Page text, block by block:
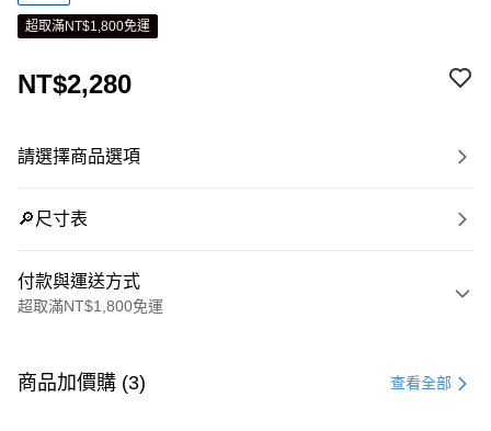
超取滿NT$1,800免運
NT$2,280
請選擇商品選項
🔎尺寸表
付款與運送方式
超取滿NT$1,800免運
信用卡一次付款
商品加價購 (3) 查看全部